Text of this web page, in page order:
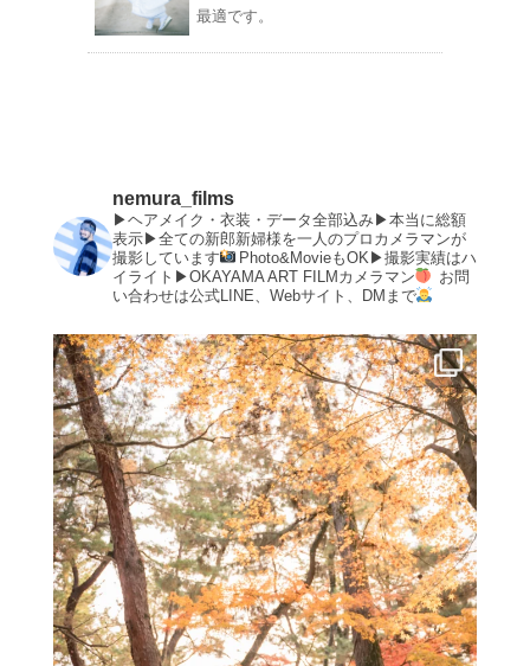
最適です。
nemura_films
▶︎ヘアメイク・衣装・データ全部込み▶︎本当に総額
表示▶︎全ての新郎新婦様を一人のプロカメラマンが
撮影しています
Photo&MovieもOK▶︎撮影実績はハ
イライト▶︎OKAYAMA ART FILMカメラマン
お問
い合わせは公式LINE、Webサイト、DMまで